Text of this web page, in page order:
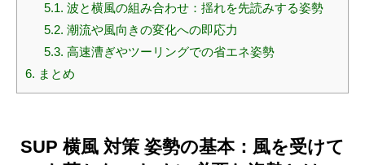
5.1. 波と横風の組み合わせ：揺れを先読みする姿勢
5.2. 潮流や風向きの変化への即応力
5.3. 高速漕ぎやツーリングでの省エネ姿勢
6. まとめ
SUP 横風 対策 姿勢の基本：風を受けて